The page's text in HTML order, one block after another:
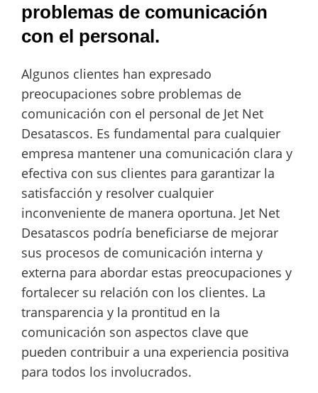
problemas de comunicación
con el personal.
Algunos clientes han expresado
preocupaciones sobre problemas de
comunicación con el personal de Jet Net
Desatascos. Es fundamental para cualquier
empresa mantener una comunicación clara y
efectiva con sus clientes para garantizar la
satisfacción y resolver cualquier
inconveniente de manera oportuna. Jet Net
Desatascos podría beneficiarse de mejorar
sus procesos de comunicación interna y
externa para abordar estas preocupaciones y
fortalecer su relación con los clientes. La
transparencia y la prontitud en la
comunicación son aspectos clave que
pueden contribuir a una experiencia positiva
para todos los involucrados.